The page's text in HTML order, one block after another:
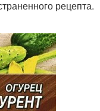
рецепта.